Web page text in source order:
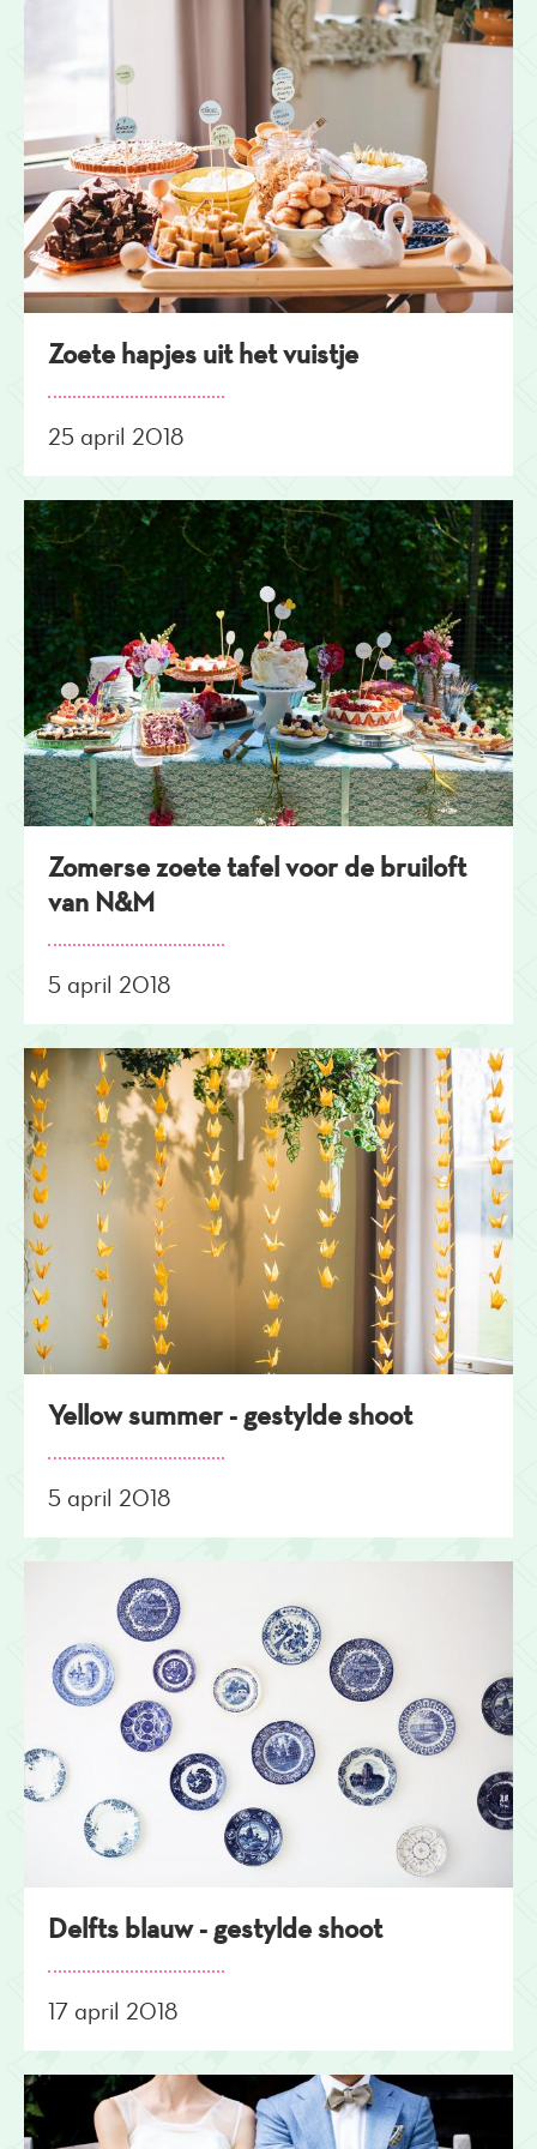
Zoete hapjes uit het vuistje
25 april 2018
Zomerse zoete tafel voor de bruiloft
van N&M
5 april 2018
Yellow summer - gestylde shoot
5 april 2018
Delfts blauw - gestylde shoot
17 april 2018